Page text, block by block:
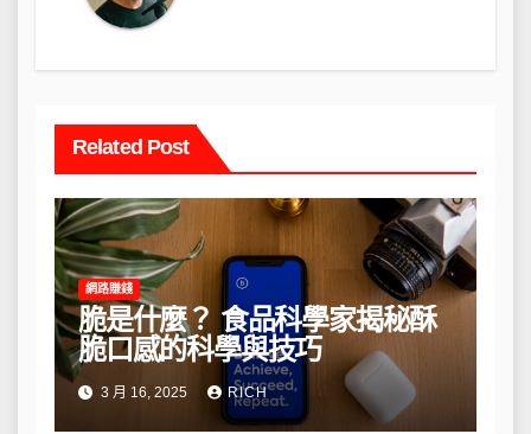
Related Post
網路賺錢
脆是什麼？ 食品科學家揭秘酥
脆口感的科學與技巧
3 月 16, 2025 RICH